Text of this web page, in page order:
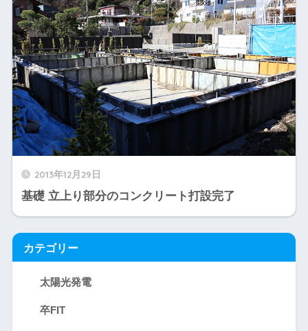
2013年12月29日
基礎 立上り部分のコンクリート打設完了
カテゴリー
太陽光発電
卒FIT